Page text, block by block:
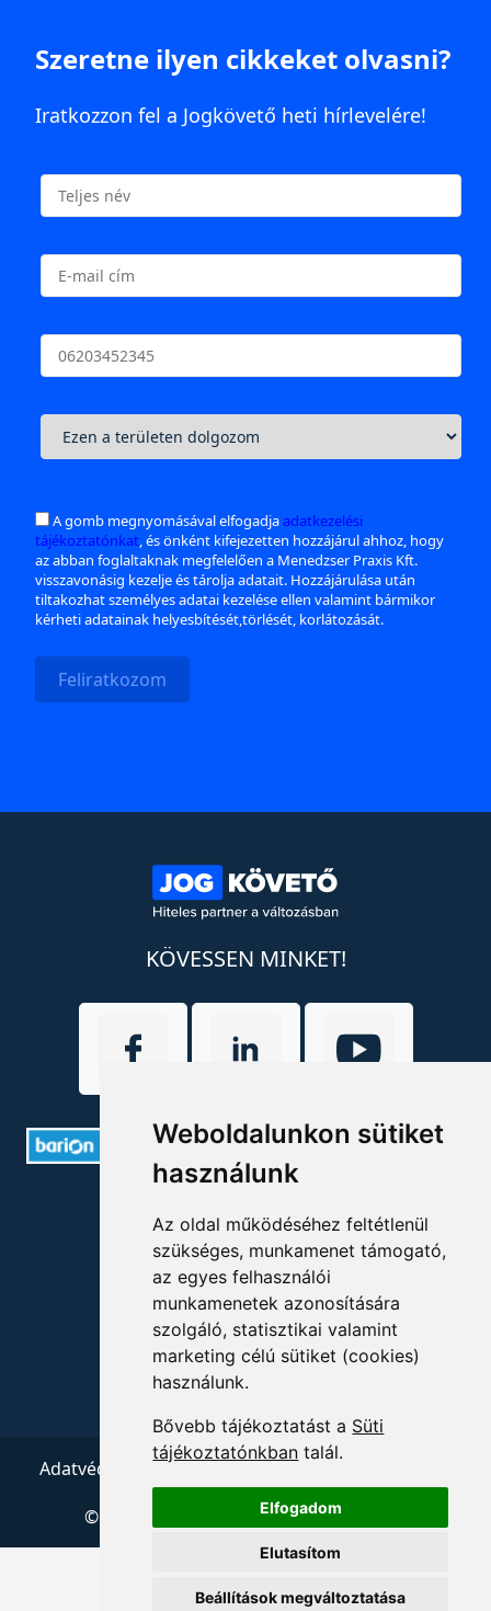
Weboldalunkon sütiket
használunk
Az oldal működéséhez feltétlenül
szükséges, munkamenet támogató,
az egyes felhasználói
munkamenetek azonosítására
szolgáló, statisztikai valamint
marketing célú sütiket (cookies)
használunk.
Bővebb tájékoztatást a Süti
tájékoztatónkban talál.
Elfogadom
Elutasítom
Beállítások megváltoztatása
Szeretne ilyen cikkeket olvasni?
Iratkozzon fel a Jogkövető heti hírlevelére!
A gomb megnyomásával elfogadjaadatkezelési
tájékoztatónkat, és önként kifejezetten hozzájárul ahhoz, hogy
az abban foglaltaknak megfelelően a Menedzser Praxis Kft.
visszavonásig kezelje és tárolja adatait. Hozzájárulása után
tiltakozhat személyes adatai kezelése ellen valamint bármikor
kérheti adatainak helyesbítését,törlését, korlátozását.
Feliratkozom
KÖVESSEN MINKET!
+36 1 880 7600
info@mprx.hu
Adatvédelem ÁSZF Impresszum
© 2026 Copyright:
Menedzserpraxis.hu